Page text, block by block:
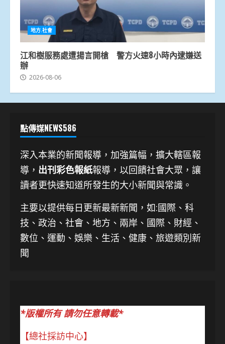
地方.社會
江和樹服務處遭揚言開槍 警方火速8小時內逮嫌送
辦
2026-08-06
點傳媒NEWS586
深入本業的新聞報導，加強篇幅，擴大轄區報
導， 出刊彩色報紙報導，以回饋社會大眾，讓
讀者更快速知道所發生的大小新聞與常識。
主要以提供每日更新最新新聞 ，如:國際、科
技、 政治、社會、地方、兩岸、國際、財經、
數位、運動、娛樂、生活、健康、旅遊類別新
聞
*版權所有 請勿任意轉載*
【總社採訪中心】